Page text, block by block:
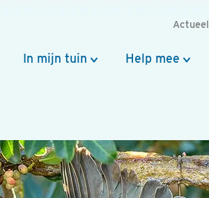
Actueel
In mijn tuin Help mee